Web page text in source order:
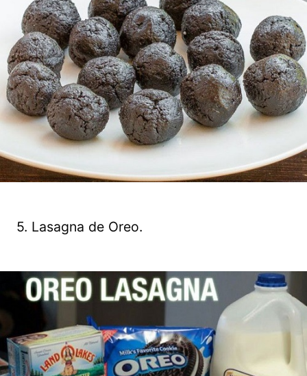
5. Lasagna de Oreo.